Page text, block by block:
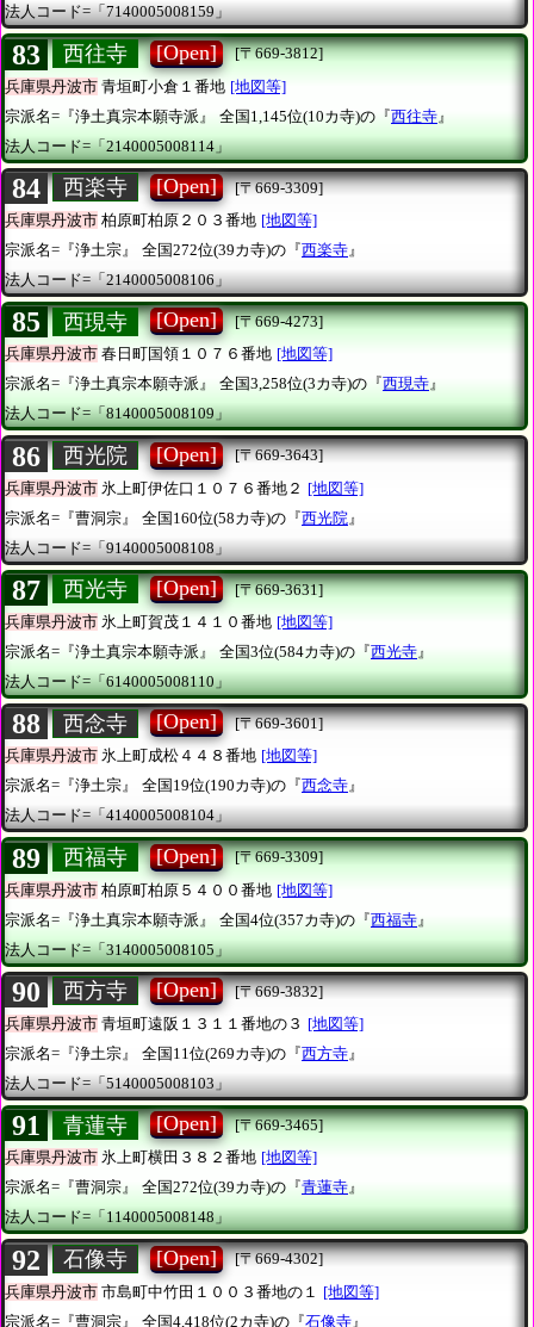
法人コード=「7140005008159」
83 西往寺 [Open]
[〒669-3812]
兵庫県丹波市 青垣町小倉１番地 [地図等]
宗派名=『浄土真宗本願寺派』
全国1,145位(10カ寺)の『西往寺 』
法人コード=「2140005008114」
84 西楽寺 [Open]
[〒669-3309]
兵庫県丹波市 柏原町柏原２０３番地 [地図等]
宗派名=『浄土宗』
全国272位(39カ寺)の『西楽寺 』
法人コード=「2140005008106」
85 西現寺 [Open]
[〒669-4273]
兵庫県丹波市 春日町国領１０７６番地 [地図等]
宗派名=『浄土真宗本願寺派』
全国3,258位(3カ寺)の『西現寺』
法人コード=「8140005008109」
86 西光院 [Open]
[〒669-3643]
兵庫県丹波市 氷上町伊佐口１０７６番地２ [地図等]
宗派名=『曹洞宗』
全国160位(58カ寺)の『西光院 』
法人コード=「9140005008108」
87 西光寺 [Open]
[〒669-3631]
兵庫県丹波市 氷上町賀茂１４１０番地 [地図等]
宗派名=『浄土真宗本願寺派』
全国3位(584カ寺)の『西光寺 』
法人コード=「6140005008110」
88 西念寺 [Open]
[〒669-3601]
兵庫県丹波市 氷上町成松４４８番地 [地図等]
宗派名=『浄土宗』
全国19位(190カ寺)の『西念寺』
法人コード=「4140005008104」
89 西福寺 [Open]
[〒669-3309]
兵庫県丹波市 柏原町柏原５４００番地 [地図等]
宗派名=『浄土真宗本願寺派』
全国4位(357カ寺)の『西福寺 』
法人コード=「3140005008105」
90 西方寺 [Open]
[〒669-3832]
兵庫県丹波市 青垣町遠阪１３１１番地の３ [地図等]
宗派名=『浄土宗』
全国11位(269カ寺)の『西方寺 』
法人コード=「5140005008103」
91 青蓮寺 [Open]
[〒669-3465]
兵庫県丹波市 氷上町横田３８２番地 [地図等]
宗派名=『曹洞宗』
全国272位(39カ寺)の『青蓮寺』
法人コード=「1140005008148」
92 石像寺 [Open]
[〒669-4302]
兵庫県丹波市 市島町中竹田１００３番地の１
[地図等]
宗派名=『曹洞宗』
全国4,418位(2カ寺)の『石像寺 』